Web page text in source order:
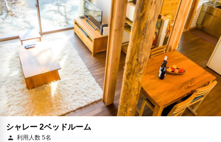
シャレー 2ベッドルーム
利用人数 5名